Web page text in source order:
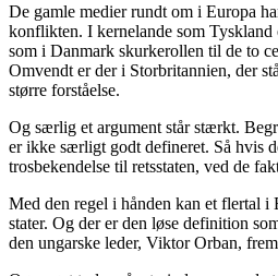
De gamle medier rundt om i Europa
konflikten. I kernelande som
som i Danmark skurkerollen til de to
Omvendt er der i Storbritannien, der
større forståelse.
Og særlig et argument står stærkt.
er ikke særligt godt defineret. Så hvis
trosbekendelse til retsstaten, ved de
Med den regel i hånden kan et flertal
stater. Og der er den løse definition
den ungarske leder, Viktor Orban,